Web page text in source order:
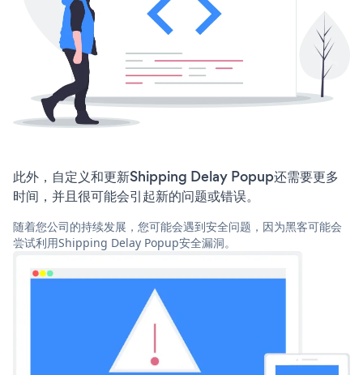
此外，自定义和更新Shipping Delay Popup还需要更多
时间，并且很可能会引起新的问题或错误。
随着您公司的持续发展，您可能会遇到安全问题，因为黑客可能会
尝试利用Shipping Delay Popup安全漏洞。